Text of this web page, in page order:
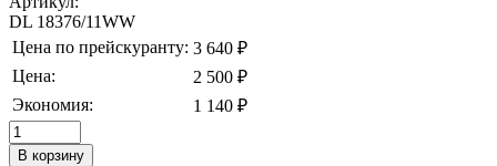
DL 18376/11WW
Цена по прейскуранту: 3 640 ₽
Цена:
2 500 ₽
Экономия:
1 140 ₽